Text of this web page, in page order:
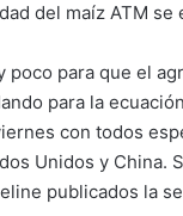
del maíz ATM se
poco para que el
para la
con todos
Unidos y China.
publicados la